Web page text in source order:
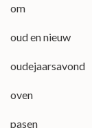
om
oud en nieuw
oudejaarsavond
oven
pasen